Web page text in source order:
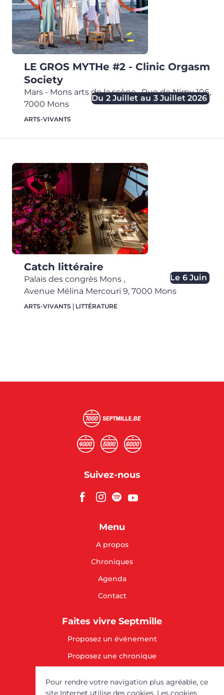
LE GROS MYTHe #2 - Clinic Orgasm
Society
Du 2 Juillet au 3 Juillet 2026
Mars - Mons arts de la scène,Rue de Nimy 106,
7000 Mons
ARTS-VIVANTS
Catch littéraire
Le 6 Juin
Palais des congrès Mons ,
Avenue Mélina Mercouri 9, 7000 Mons
ARTS-VIVANTS LITTÉRATURE
Suivez-nous
Menu
A propos
Chroniques
Agenda
Contact
Faites vivre Septmille
Proposez un événement
Proposez une chronique
SOUTENEZ-NOUS
Pour rendre votre navigation plus agréable, ce
site Internet utilise des cookies. Les cookies